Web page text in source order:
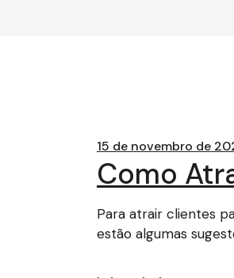
15 de novembro de
Como
Para atrair clientes
estão algumas